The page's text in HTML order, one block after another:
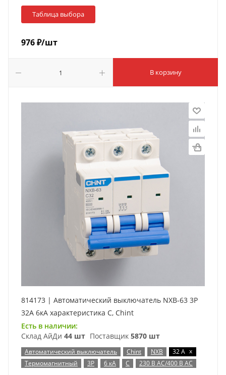
Таблица выбора
976₽/шт
В корзину
814173 | Автоматический выключатель NXB-63 3P
32А 6кА характеристика C, Chint
Есть в наличии:
Склад АйДи 44 шт Поставщик 5870 шт
Автоматический выключатель Chint NXB 32 А x
Термомагнитный
3P 6 кА C 230 В AC/400 В AC